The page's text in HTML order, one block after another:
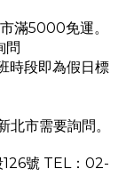
滿5000免運。
問
時段即為假日標
市需要詢問。
126號 TEL：02-